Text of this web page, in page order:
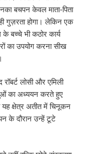
बचपन केवल माता-पिता
गुज़रता होगा। लेकिन एक
बच्चे भी कठोर कार्य
का उपयोग करना सीख
रॉबर्ट लोसी और एमिली
का अध्ययन करते हुए
क्षेत्र अतीत में चिनूकन
के दौरान उन्हें टूटे